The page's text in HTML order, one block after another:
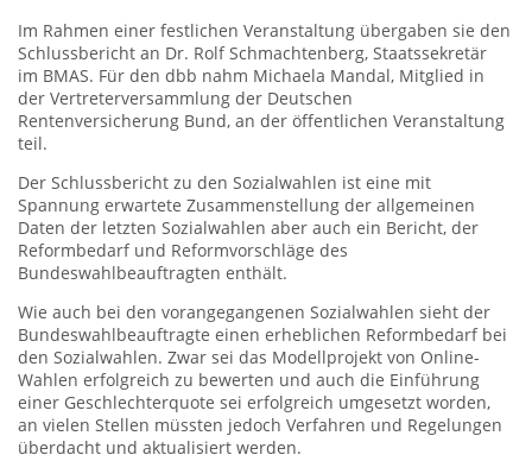
Im Rahmen einer festlichen Veranstaltung übergaben sie den
Schlussbericht an Dr. Rolf Schmachtenberg, Staatssekretär
im BMAS. Für den dbb nahm Michaela Mandal, Mitglied in
der Vertreterversammlung der Deutschen
Rentenversicherung Bund, an der öffentlichen Veranstaltung
teil.
Der Schlussbericht zu den Sozialwahlen ist eine mit
Spannung erwartete Zusammenstellung der allgemeinen
Daten der letzten Sozialwahlen aber auch ein Bericht, der
Reformbedarf und Reformvorschläge des
Bundeswahlbeauftragten enthält.
Wie auch bei den vorangegangenen Sozialwahlen sieht der
Bundeswahlbeauftragte einen erheblichen Reformbedarf bei
den Sozialwahlen. Zwar sei das Modellprojekt von Online-
Wahlen erfolgreich zu bewerten und auch die Einführung
einer Geschlechterquote sei erfolgreich umgesetzt worden,
an vielen Stellen müssten jedoch Verfahren und Regelungen
überdacht und aktualisiert werden.